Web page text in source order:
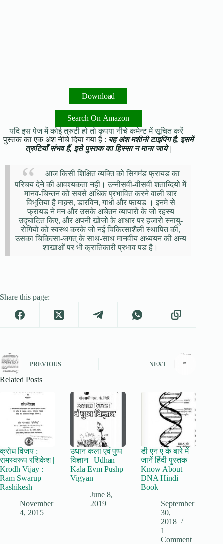
Download
Search On Amazon
यदि इस पेज में कोई त्रुटी हो तो कृपया नीचे कमेन्ट में सूचित करें |
पुस्तक का एक अंश नीचे दिया गया है : यह अंश मशीनी टाइपिंग है, इसमें
त्रुटियाँ संभव हैं, इसे पुस्तक का हिस्सा न माना जाये |
आज किसी शिक्षित व्यक्ति को सिगमंड फ्रायड का
परिचय देने की आवश्यकता नही। उन्नीसवी-वीसवी शताब्दियो में
मानव-चिन्तन को सबसे अधिक प्रभावित करने वाली चार
विभूतिया है माक्र्स, डारविन, गाधी और फायड । इनमे से
फ्रायड ने मन और उसके अचेतन व्यापारो के जो रहस्य
उद्घाटित किए, और अपनी खोजो के आधार पर हजारो स्नायु-
रोगियो को स्वस्थ करके जो नई चिकित्साशैली स्थापित की,
उसका चिकित्सा-जगत् के साथ-साथ मानवीय अध्ययन की अन्य
शाखाओं पर भी क्रातिकारी प्रभाव पड है।
Share this page:
PREVIOUS NEXT
Related Posts
क्रोध विजय :
रामस्वरूप रशिकेश |
Krodh Vijay :
Ram Swarup
Rashikesh
November
4, 2015
उधान कला एवं पुष्प
विज्ञान | Udhan
Kala Evm Pushp
Vigyan
June 8,
2019
डी एन ए के बारे में
जानें हिंदी पुस्तक |
Know About
DNA Hindi
Book
September
30,
2018
1
Comment